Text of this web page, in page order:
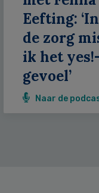
Eefting: ‘In
de zorg
ik het
gevoel’
Naar de